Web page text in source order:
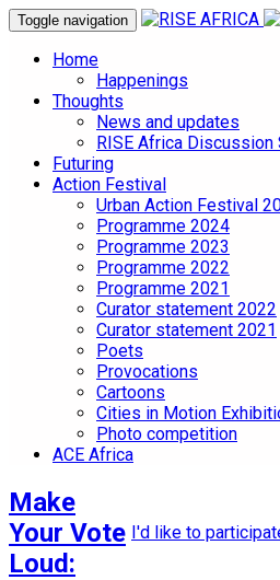
Toggle navigation
Home
Happenings
Thoughts
News and updates
RISE Africa Discussion
Futuring
Action Festival
Urban Action Festival
Programme 2024
Programme 2023
Programme 2022
Programme 2021
Curator statement 2022
Curator statement 2021
Poets
Provocations
Cartoons
Cities in Motion
Photo competition
ACE Africa
I'd like to
Make
Your Vote
Loud: